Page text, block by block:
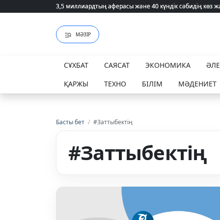
3,5 миллиардтың аферасы және 40 күндік сәбидің
3,5 миллиардтың аферасы және 40 күндік сәбидің
МӘЗІР
СҰХБАТ САЯСАТ ЭКОНОМИКА
ҚАРЖЫ
ТЕХНО БІЛІМ МӘДЕНИЕТ
Басты бет / #Заттыбектің
#Заттыбектің